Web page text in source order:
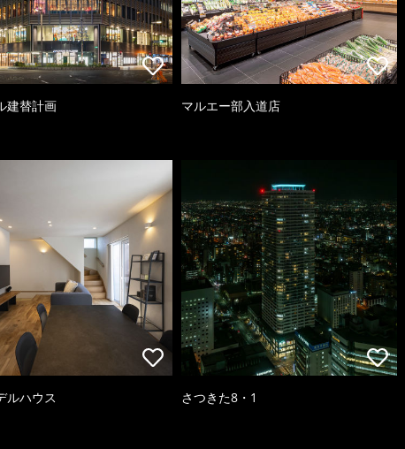
建替計画 マルエー部入道店
ルハウス さつきた8・1